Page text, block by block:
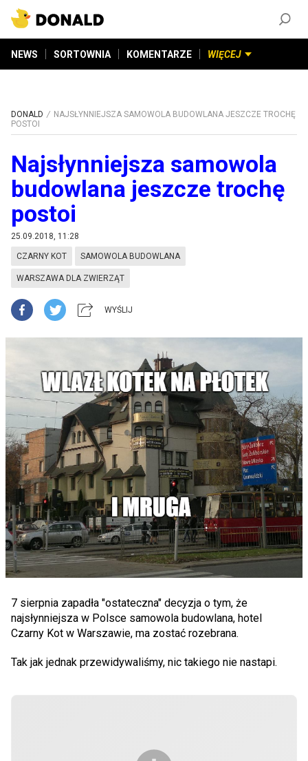
NEWS SORTOWNIA KOMENTARZE WIĘCEJ
DONALD
NAJSŁYNNIEJSZA SAMOWOLA BUDOWLANA JESZCZE TROCHĘ
POSTOI
Najsłynniejsza samowola
budowlana jeszcze trochę
postoi
25.09.2018, 11:28
CZARNY KOT SAMOWOLA BUDOWLANA
WARSZAWA DLA ZWIERZĄT
WYŚLIJ
7 sierpnia zapadła "ostateczna" decyzja o tym, że
najsłynniejsza w Polsce samowola budowlana, hotel
Czarny Kot w Warszawie, ma zostać rozebrana.
Tak jak jednak przewidywaliśmy, nic takiego nie nastapi.